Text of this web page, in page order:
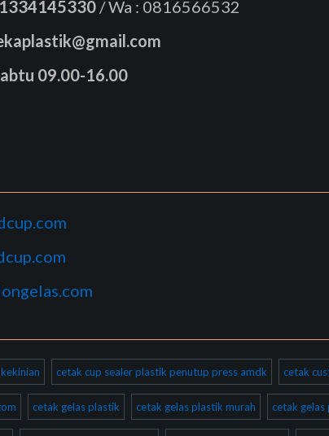
/ Wa : 0816566532
09.00-16.00
cetak cup sealer plastik penutup press amdk cetak
cetak gelas plastik cetak gelas plastik murah cetak gelas